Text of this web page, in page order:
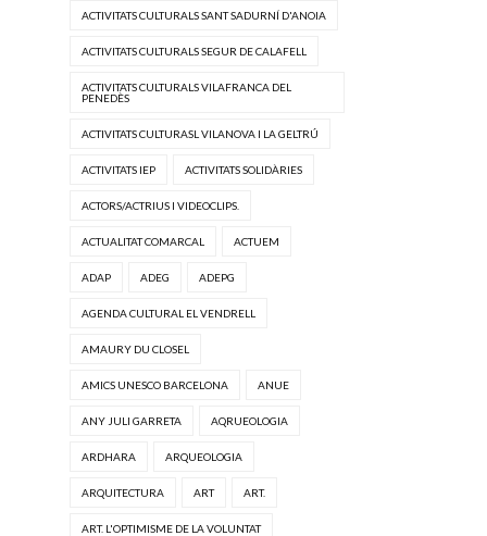
ACTIVITATS CULTURALS SANT SADURNÍ D'ANOIA
ACTIVITATS CULTURALS SEGUR DE CALAFELL
ACTIVITATS CULTURALS VILAFRANCA DEL
PENEDÈS
ACTIVITATS CULTURASL VILANOVA I LA GELTRÚ
ACTIVITATS IEP ACTIVITATS SOLIDÀRIES
ACTORS/ACTRIUS I VIDEOCLIPS.
ACTUALITAT COMARCAL ACTUEM
ADAP ADEG ADEPG
AGENDA CULTURAL EL VENDRELL
AMAURY DU CLOSEL
AMICS UNESCO BARCELONA ANUE
ANY JULI GARRETA AQRUEOLOGIA
ARDHARA ARQUEOLOGIA
ARQUITECTURA ART ART.
ART. L'OPTIMISME DE LA VOLUNTAT